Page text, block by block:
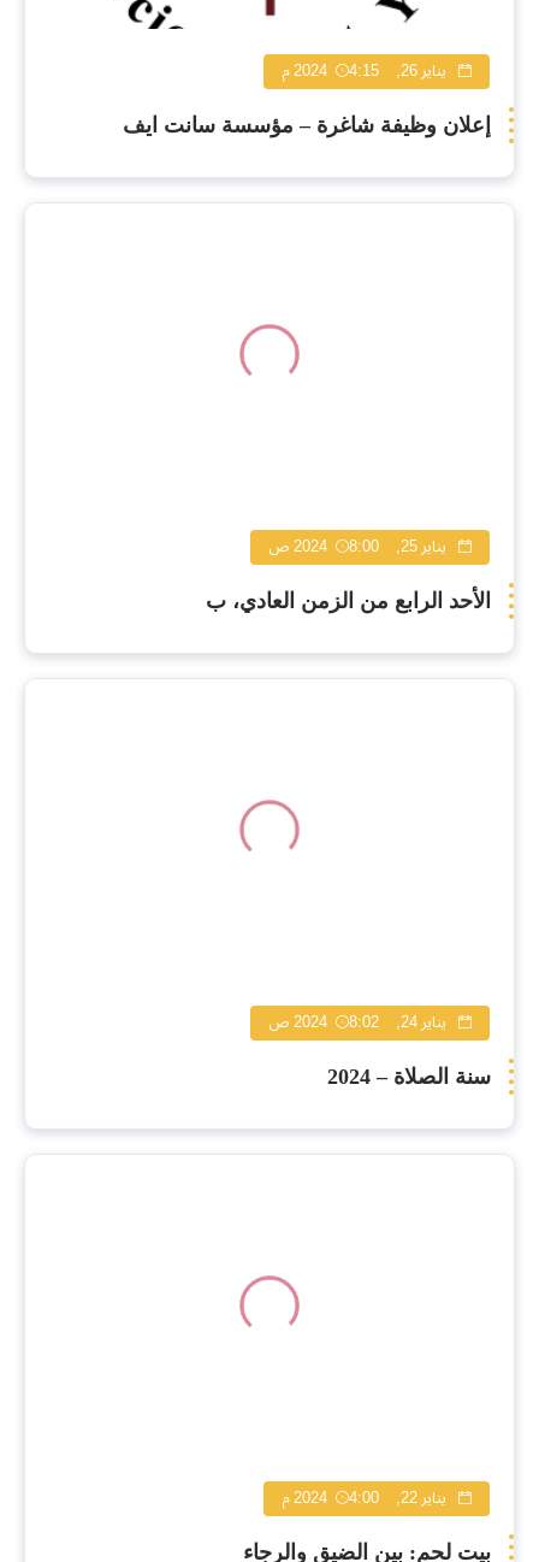
يناير 26, 2024 4:15 م
إعلان وظيفة شاغرة – مؤسسة سانت ايف
يناير 25, 2024 8:00 ص
الأحد الرابع من الزمن العادي، ب
يناير 24, 2024 8:02 ص
سنة الصلاة – 2024
يناير 22, 2024 4:00 م
بيت لحم: بين الضيق والرجاء